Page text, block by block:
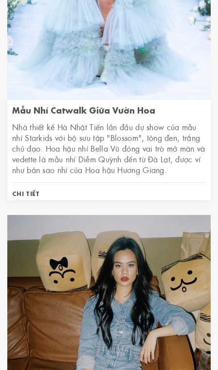
Mẫu Nhí Catwalk Giữa Vườn Hoa
Nhà thiết kế Hà Nhật Tiến lần đầu dự show của mẫu
nhí Starkids với bộ sưu tập "Blossom", tông đen, trắng
chủ đạo. Hoa hậu nhí Bella Vũ đóng vai trò mở màn và
vedette là mẫu nhí Diễm Quỳnh đến từ Đà Lạt, được ví
như bản sao nhí của Hoa hậu Hương Giang.
CHI TIẾT